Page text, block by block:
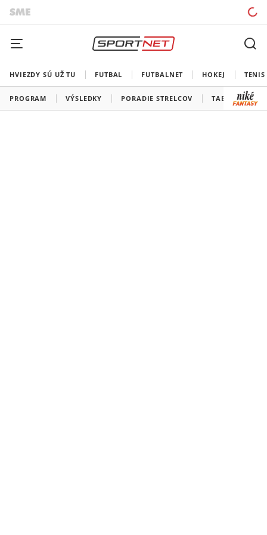
HVIEZDY SÚ UŽ TU FUTBAL FUTBALNET HOKEJ TENIS
PROGRAM VÝSLEDKY PORADIE STRELCOV TABUĽKY A